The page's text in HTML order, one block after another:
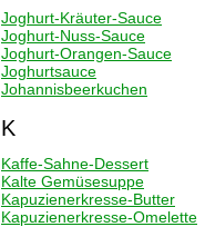
Joghurt-Kräuter-Sauce
Joghurt-Nuss-Sauce
Joghurt-Orangen-Sauce
Joghurtsauce
Johannisbeerkuchen
K
Kaffe-Sahne-Dessert
Kalte Gemüsesuppe
Kapuzienerkresse-Butter
Kapuzienerkresse-Omelette